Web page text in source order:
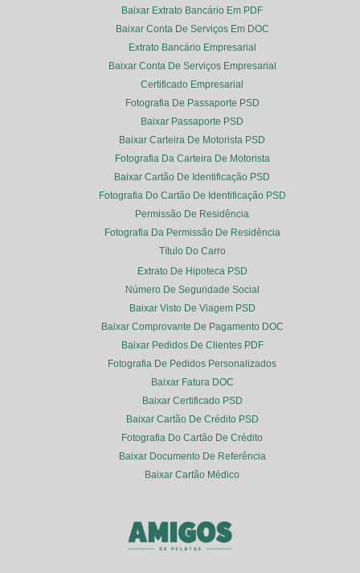
Baixar Extrato Bancário Em PDF
Baixar Conta De Serviços Em DOC
Extrato Bancário Empresarial
Baixar Conta De Serviços Empresarial
Certificado Empresarial
Fotografia De Passaporte PSD
Baixar Passaporte PSD
Baixar Carteira De Motorista PSD
Fotografia Da Carteira De Motorista
Baixar Cartão De Identificação PSD
Fotografia Do Cartão De Identificação PSD
Permissão De Residência
Fotografia Da Permissão De Residência
Título Do Carro
Extrato De Hipoteca PSD
Número De Seguridade Social
Baixar Visto De Viagem PSD
Baixar Comprovante De Pagamento DOC
Baixar Pedidos De Clientes PDF
Fotografia De Pedidos Personalizados
Baixar Fatura DOC
Baixar Certificado PSD
Baixar Cartão De Crédito PSD
Fotografia Do Cartão De Crédito
Baixar Documento De Referência
Baixar Cartão Médico